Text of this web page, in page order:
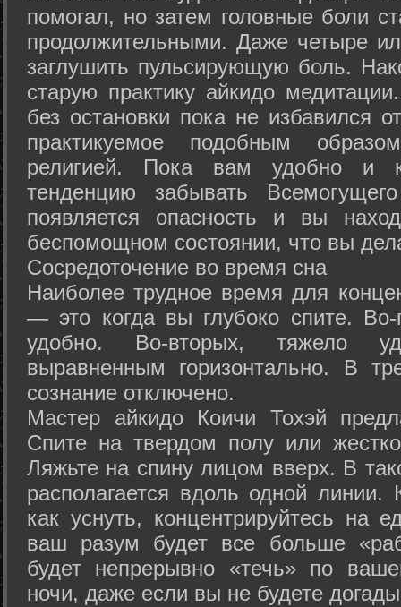
помогал, но затем головные боли
продолжительными. Даже четыре
заглушить пульсирующую боль.
старую практику айкидо
без остановки пока не избавился
практикуемое подобным
религией. Пока вам удобно и
тенденцию забывать
появляется опасность и вы
беспомощном состоянии, что вы
Сосредоточение во время сна
Наиболее трудное время для
— это когда вы глубоко спите.
удобно. Во-вторых, тяжело
выравненным горизонтально. В
сознание отключено.
Мастер айкидо Коичи Тохэй
Спите на твердом полу или
Ляжьте на спину лицом вверх. В
располагается вдоль одной
как уснуть, концентрируйтесь на
ваш разум будет все больше
будет непрерывно «течь» по
ночи, даже если вы не будете